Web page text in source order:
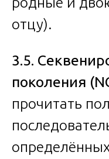
отцу).
3.5.
поколения
прочитать